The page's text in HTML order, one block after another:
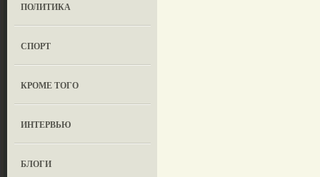
ПОЛИТИКА
СПОРТ
КРОМЕ ТОГО
ИНТЕРВЬЮ
БЛОГИ